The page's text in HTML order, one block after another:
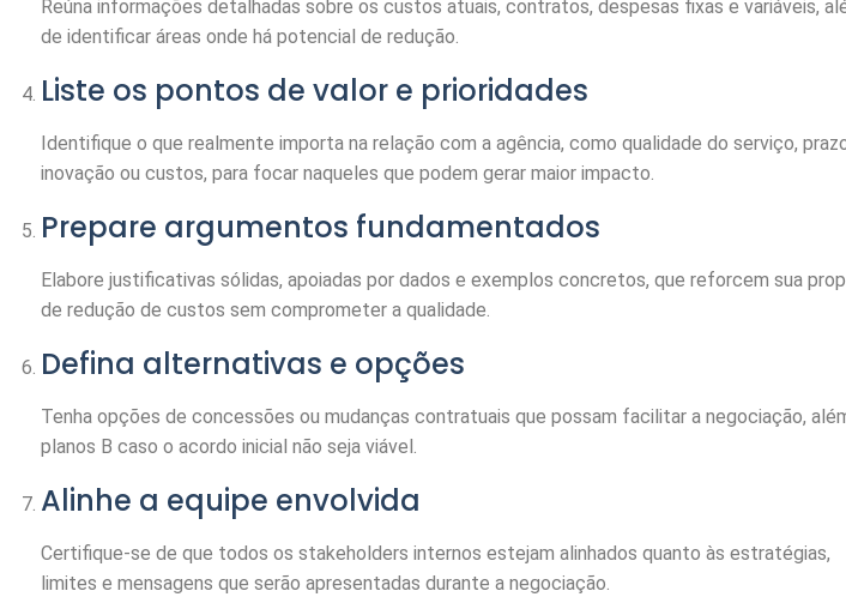
Reúna informações detalhadas sobre os custos atuais, contratos, despesas fixas e variáveis,
de identificar áreas onde há potencial de redução.
Liste os pontos de valor e prioridades
Identifique o que realmente importa na relação com a agência, como qualidade do serviço,
inovação ou custos, para focar naqueles que podem gerar maior impacto.
Prepare argumentos fundamentados
Elabore justificativas sólidas, apoiadas por dados e exemplos concretos, que reforcem sua
de redução de custos sem comprometer a qualidade.
Defina alternativas e opções
Tenha opções de concessões ou mudanças contratuais que possam facilitar a negociação,
planos B caso o acordo inicial não seja viável.
Alinhe a equipe envolvida
Certifique-se de que todos os stakeholders internos estejam alinhados quanto às estratégias,
limites e mensagens que serão apresentadas durante a negociação.